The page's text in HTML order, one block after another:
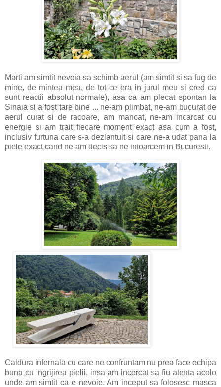
Marti am simtit nevoia sa schimb aerul (am simtit si sa fug de
mine, de mintea mea, de tot ce era in jurul meu si cred ca
sunt reactii absolut normale), asa ca am plecat spontan la
Sinaia si a fost tare bine ... ne-am plimbat, ne-am bucurat de
aerul curat si de racoare, am mancat, ne-am incarcat cu
energie si am trait fiecare moment exact asa cum a fost,
inclusiv furtuna care s-a dezlantuit si care ne-a udat pana la
piele exact cand ne-am decis sa ne intoarcem in Bucuresti.
Caldura infernala cu care ne confruntam nu prea face echipa
buna cu ingrijirea pielii, insa am incercat sa fiu atenta acolo
unde am simtit ca e nevoie. Am inceput sa folosesc masca